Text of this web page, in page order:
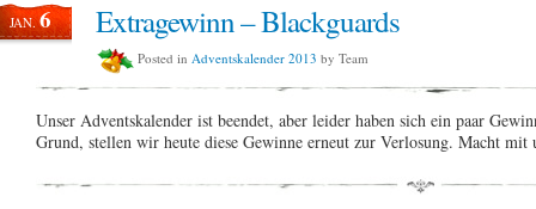
JAN.6 Extragewinn – Blackguards
Posted in Adventskalender 2013 by Team
Unser Adventskalender ist beendet, aber leider haben sich ein paar
Grund, stellen wir heute diese Gewinne erneut zur Verlosung. Macht